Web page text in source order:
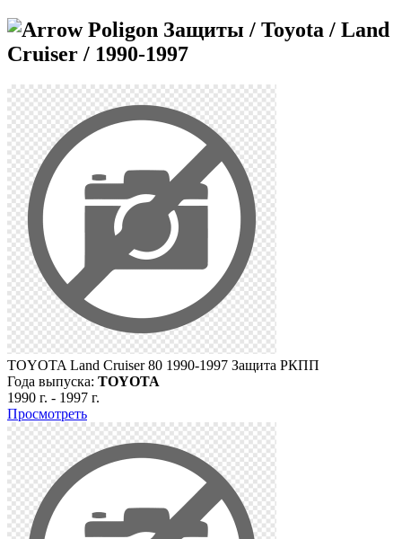
Защиты / Toyota / Land
Cruiser / 1990-1997
TOYOTA Land Cruiser 80 1990-1997 Защита РКПП
Года выпуска: TOYOTA
1990 г. - 1997 г.
Просмотреть